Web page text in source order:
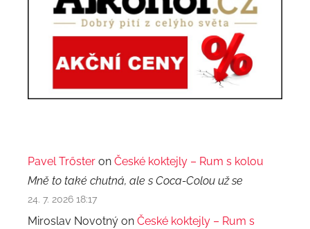
Pavel Trőster on České koktejly – Rum s kolou
Mně to také chutná, ale s Coca-Colou už se
24. 7. 2026 18:17
Miroslav Novotný on České koktejly – Rum s